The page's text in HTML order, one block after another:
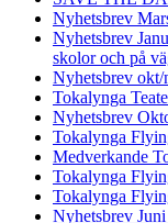
Nyhetsbrev
Nyhetsbrev
skolor och på
Nyhetsbrev
Tokalynga
Nyhetsbrev
Tokalynga
Medverkande
Tokalynga
Tokalynga
Nyhetsbrev